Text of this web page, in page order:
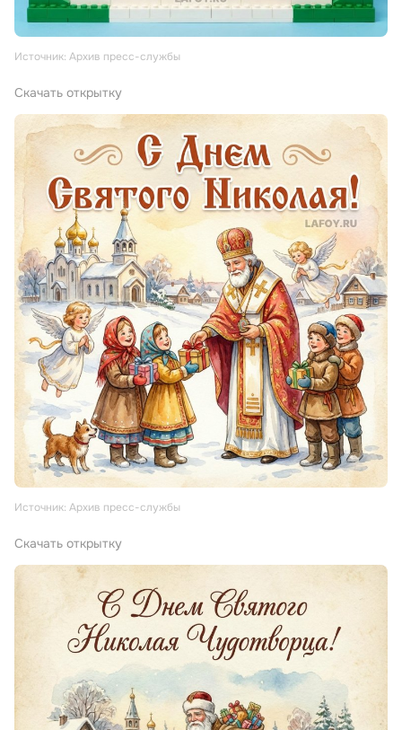
Источник: Архив пресс-службы
Скачать открытку
Источник: Архив пресс-службы
Скачать открытку